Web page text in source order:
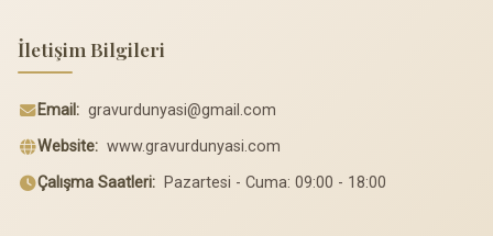
İletişim Bilgileri
Email: gravurdunyasi@gmail.com
Website: www.gravurdunyasi.com
Çalışma Saatleri: Pazartesi - Cuma: 09:00 - 18:00